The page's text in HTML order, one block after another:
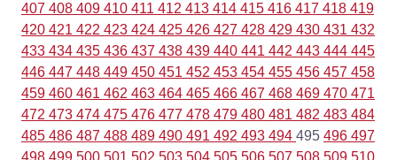
407 408 409 410 411 412 413 414 415 416 417 418 419
420 421 422 423 424 425 426 427 428 429 430 431 432
433 434 435 436 437 438 439 440 441 442 443 444 445
446 447 448 449 450 451 452 453 454 455 456 457 458
459 460 461 462 463 464 465 466 467 468 469 470 471
472 473 474 475 476 477 478 479 480 481 482 483 484
485 486 487 488 489 490 491 492 493 494 495 496 497